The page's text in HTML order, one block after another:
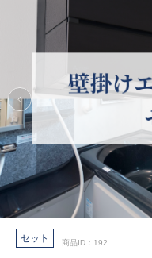
セット 商品ID：192